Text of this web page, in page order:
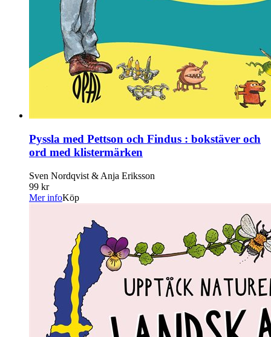
Pyssla med Pettson och Findus : bokstäver och
ord med klistermärken
Sven Nordqvist & Anja Eriksson
99 kr
Mer infoKöp